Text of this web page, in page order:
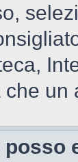
che un
posso